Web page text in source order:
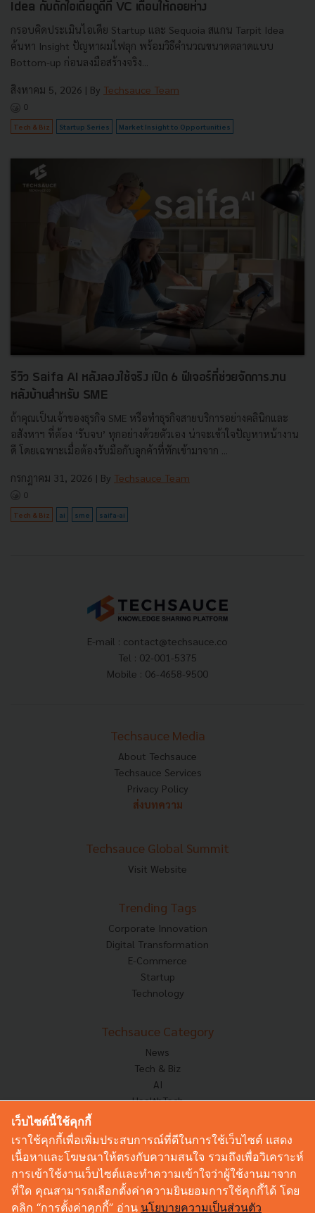
Idea กับดักไอเดียดูดีที่ VC เตือนให้ถอยห่าง
กรอบคิดประเมินไอเดีย Startup และ Sequoia สแกน Tarpit Idea
ค้นหา Insight ปัญหาผมไฟลุก พร้อมวิธีคำนวณขนาดตลาดแบบ
Bottom-up ก่อนลงมือสร้างจริง...
สิงหาคม 5, 2026 | By Techsauce Team
0
Tech & Biz Startup Series Market Insight to Opportunities
รีวิว Saifa AI หลังลองใช้จริง เปิด 6 ฟีเจอร์ที่ช่วยจัดการงาน
หลังบ้านสำหรับ SME
ถ้าคุณเป็นเจ้าของธุรกิจ SME หรือทำธุรกิจสายบริการอย่างคลินิกและ
อสังหาฯ ที่ต้อง ‘รับจบ’ ทุกอย่างด้วยตัวเอง น่าจะเข้าใจปัญหาหน้างาน
ดี โดยเฉพาะเมื่อต้องรับมือกับลูกค้าที่ทักเข้ามาจาก ...
กรกฎาคม 31, 2026 | By Techsauce Team
0
Tech & Biz ai sme saifa-ai
E-mail : contact@techsauce.co
Tel : 02-001-5375
Mobile : 06-4658-9500
Techsauce Media
About Techsauce
Techsauce Services
Privacy Policy
ส่งบทความ
Techsauce Global Summit
Visit Website
Trending Tags
Corporate Innovation
Digital Transformation
E-Commerce
Startup
Technology
Techsauce Category
News
Tech & Biz
AI
HealthTech
Corp Innov
Saucy Thoughts
Based On
Sustainable
Videos
เว็บไซต์นี้ใช้คุกกี้
เราใช้คุกกี้เพื่อเพิ่มประสบการณ์ที่ดีในการใช้เว็บไซต์ แสดง
เนื้อหาและโฆษณาให้ตรงกับความสนใจ รวมถึงเพื่อวิเคราะห์
การเข้าใช้งานเว็บไซต์และทำความเข้าใจว่าผู้ใช้งานมาจาก
ที่ใด คุณสามารถเลือกตั้งค่าความยินยอมการใช้คุกกี้ได้ โดย
คลิก “การตั้งค่าคุกกี้” อ่าน นโยบายความเป็นส่วนตัว